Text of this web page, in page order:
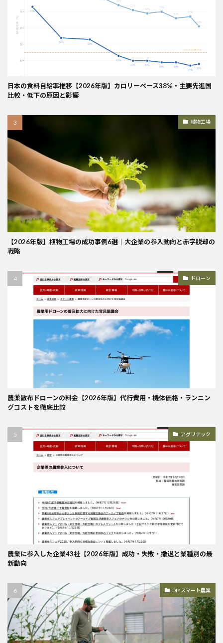
日本の食料自給率推移【2026年版】カロリーベース38%・主要先進国
比較・低下の原因と影響
植物工場
【2026年版】植物工場の成功事例6選｜大企業の参入動向と赤字脱却の
戦略
ドローン
農薬散布ドローンの料金【2026年版】代行費用・機体価格・ランニン
グコストを徹底比較
アグリテック
農業に参入した企業43社【2026年版】成功・失敗・撤退と業種別の最
新動向
DIYスマート農業